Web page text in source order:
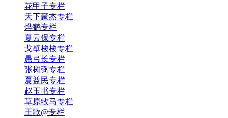
花甲子专栏
天下豪杰专栏
烨鹤专栏
夏云保专栏
戈壁梭梭专栏
愚弓长专栏
张树弼专栏
夏益民专栏
赵玉书专栏
草原牧马专栏
王歌@专栏